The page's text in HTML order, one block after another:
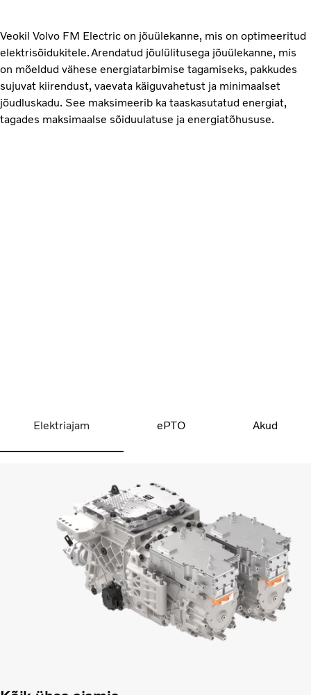
Veokil Volvo FM Electric on jõuülekanne, mis on optimeeritud
elektrisõidukitele. Arendatud jõulülitusega jõuülekanne, mis
on mõeldud vähese energiatarbimise tagamiseks, pakkudes
sujuvat kiirendust, vaevata käiguvahetust ja minimaalset
jõudluskadu. See maksimeerib ka taaskasutatud energiat,
tagades maksimaalse sõiduulatuse ja energiatõhususe.
Elektriajam ePTO Akud